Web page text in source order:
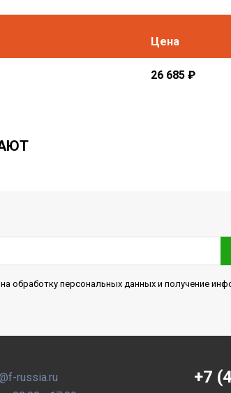
Цена
26 685 ₽
обработку персональных данных и получение
russia.ru
+7